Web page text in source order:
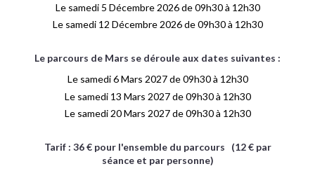
Le samedi 5 Décembre 2026 de 09h30 à 12h30
Le samedi 12 Décembre 2026 de 09h30 à 12h30
Le parcours de Mars se déroule aux dates suivantes :
Le samedi 6 Mars 2027 de 09h30 à 12h30
Le samedi 13 Mars 2027 de 09h30 à 12h30
Le samedi 20 Mars 2027 de 09h30 à 12h30
Tarif : 36 € pour l'ensemble du parcours (12 € par
séance et par personne)